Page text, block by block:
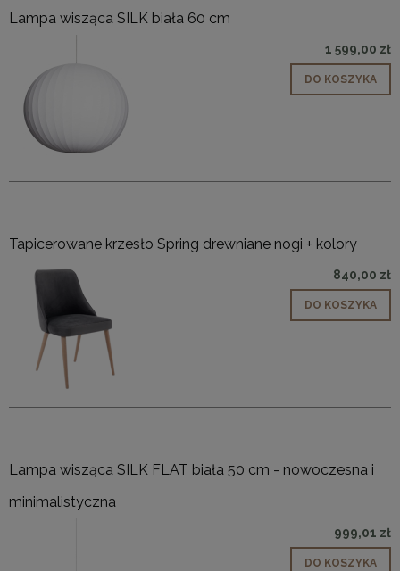
Lampa wisząca SILK biała 60 cm
1 599,00 zł
DO KOSZYKA
Tapicerowane krzesło Spring drewniane nogi + kolory
840,00 zł
DO KOSZYKA
Lampa wisząca SILK FLAT biała 50 cm - nowoczesna i
minimalistyczna
999,01 zł
DO KOSZYKA